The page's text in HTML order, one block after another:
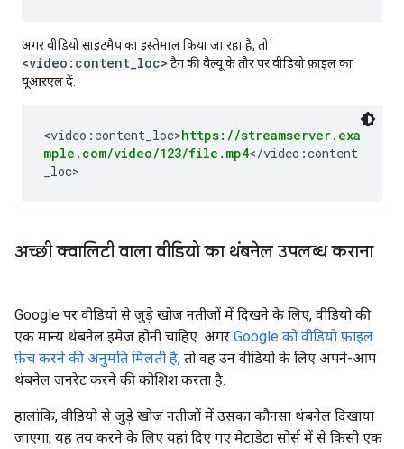
अगर वीडियो साइटमैप का इस्तेमाल किया जा रहा है, तो
<video:content_loc> टैग की वैल्यू के तौर पर वीडियो फ़ाइल का
यूआरएल दें.
<video:content_loc>https://streamserver.exa
mple.com/video/123/file.mp4</video:content
_loc>
अच्छी क्वालिटी वाला वीडियो का थंबनेल उपलब्ध कराना
Google पर वीडियो से जुड़े खोज नतीजों में दिखने के लिए, वीडियो की
एक मान्य थंबनेल इमेज होनी चाहिए. अगर Google को वीडियो फ़ाइल
फ़ेच करने की अनुमति मिलती है, तो वह उन वीडियो के लिए अपने-आप
थंबनेल जनरेट करने की कोशिश करता है.
हालांकि, वीडियो से जुड़े खोज नतीजों में उसका कौनसा थंबनेल दिखाया
जाएगा, यह तय करने के लिए यहां दिए गए मेटाडेटा सोर्स में से किसी एक